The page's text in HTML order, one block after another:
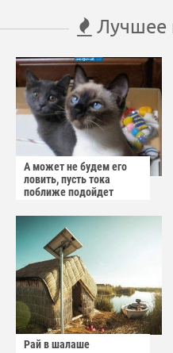
Лучшее
А может не будем его
ловить, пусть тока
поближе подойдет
Рай в шалаше